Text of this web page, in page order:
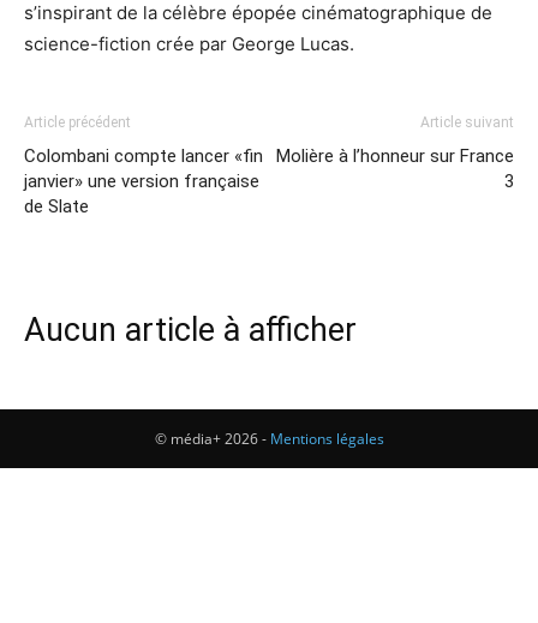
s’inspirant de la célèbre épopée cinématographique de
science-fiction crée par George Lucas.
Article précédent
Colombani compte lancer «fin
janvier» une version française
de Slate
Article suivant
Molière à l’honneur sur France
3
Aucun article à afficher
© média+ 2026 - Mentions légales